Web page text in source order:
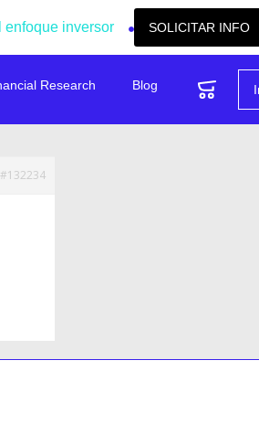
enfoque inversor SOLICITAR INFO
Research Blog
#132234